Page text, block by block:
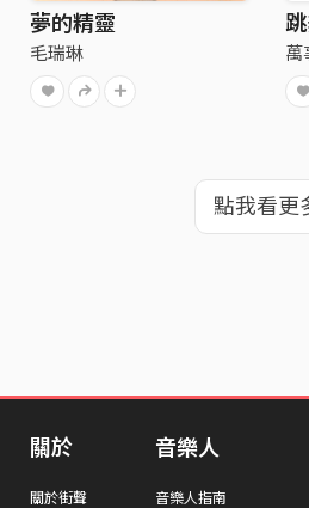
夢的精靈
毛瑞琳 萬
點我看更
關於
關於街聲
音樂人
音樂人指南